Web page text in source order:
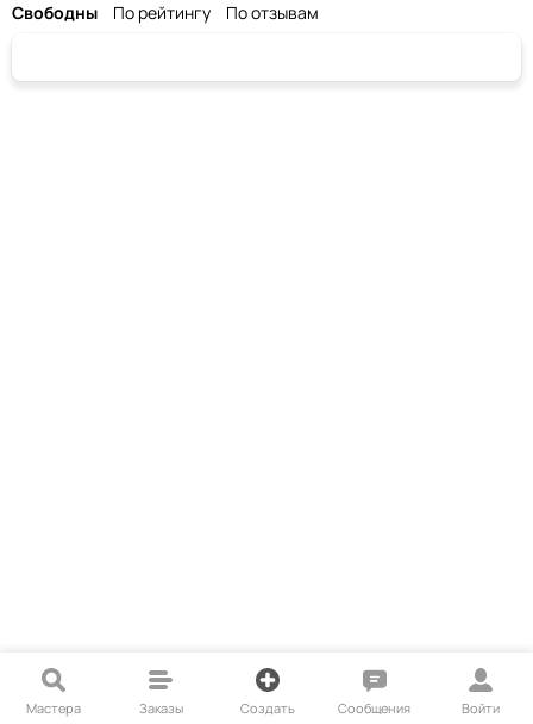
Свободны По рейтингу По отзывам
Мастера Заказы Создать Сообщения Войти